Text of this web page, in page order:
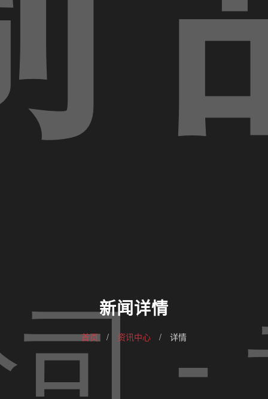
新闻详情
首页 / 资讯中心 / 详情